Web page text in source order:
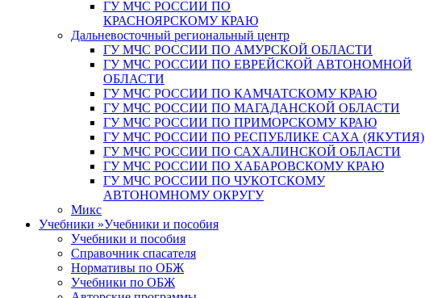
ГУ МЧС РОССИИ ПО
КРАСНОЯРСКОМУ КРАЮ
Дальневосточный региональный центр
ГУ МЧС РОССИИ ПО АМУРСКОЙ ОБЛАСТИ
ГУ МЧС РОССИИ ПО ЕВРЕЙСКОЙ АВТОНОМНОЙ
ОБЛАСТИ
ГУ МЧС РОССИИ ПО КАМЧАТСКОМУ КРАЮ
ГУ МЧС РОССИИ ПО МАГАДАНСКОЙ ОБЛАСТИ
ГУ МЧС РОССИИ ПО ПРИМОРСКОМУ КРАЮ
ГУ МЧС РОССИИ ПО РЕСПУБЛИКЕ САХА (ЯКУТИЯ)
ГУ МЧС РОССИИ ПО САХАЛИНСКОЙ ОБЛАСТИ
ГУ МЧС РОССИИ ПО ХАБАРОВСКОМУ КРАЮ
ГУ МЧС РОССИИ ПО ЧУКОТСКОМУ
АВТОНОМНОМУ ОКРУГУ
Микс
Учебники »Учебники и пособия
Учебники и пособия
Справочник спасателя
Нормативы по ОБЖ
Учебники по ОБЖ